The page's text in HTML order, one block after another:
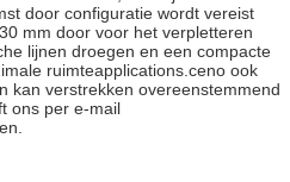
door configuratie wordt vereist
mm door voor het verpletteren
lijnen droegen en een compacte
ruimteapplications.ceno ook
kan verstrekken overeenstemmend
ons per e-mail